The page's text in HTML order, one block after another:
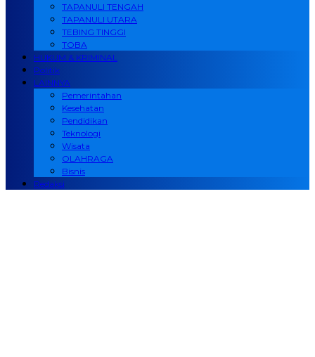
TAPANULI TENGAH
TAPANULI UTARA
TEBING TINGGI
TOBA
HUKUM & KRIMINAL
Politik
LAINNYA
Pemerintahan
Kesehatan
Pendidikan
Teknologi
Wisata
OLAHRAGA
Bisnis
Redaksi